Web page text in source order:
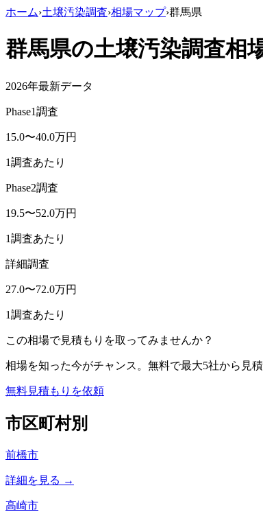
ホーム›土壌汚染調査›相場マップ›群馬県
群馬県の土壌汚染調査相
2026年最新データ
Phase1調査
15.0〜40.0万円
1調査あたり
Phase2調査
19.5〜52.0万円
1調査あたり
詳細調査
27.0〜72.0万円
1調査あたり
この相場で見積もりを取ってみませんか？
相場を知った今がチャンス。無料で最大5社から見
無料見積もりを依頼
市区町村別
前橋市
詳細を見る →
高崎市